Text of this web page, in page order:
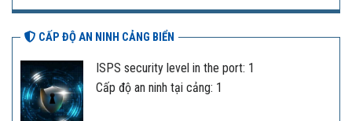
CẤP ĐỘ AN NINH CẢNG BIỂN
ISPS security level in the port: 1
Cấp độ an ninh tại cảng: 1